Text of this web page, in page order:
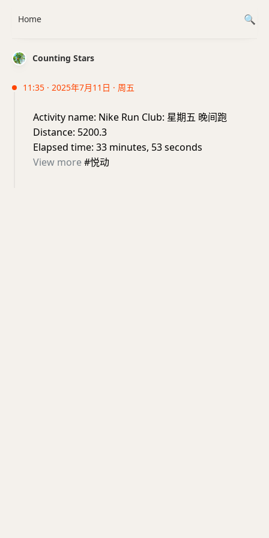
Counting Stars
11:35 · 2025年7月11日 · 周五
Activity name: Nike Run Club: 星期五 晚间跑
Distance: 5200.3
Elapsed time: 33 minutes, 53 seconds
View more#悦动
Home